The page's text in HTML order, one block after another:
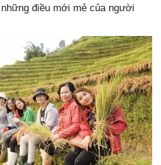
điều mới mẻ của người